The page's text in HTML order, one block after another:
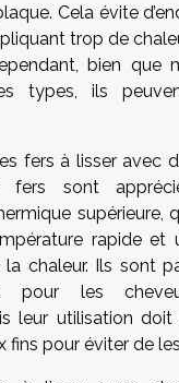
Cela évite
trop de
bien que
types, ils
fers à lisser avec
fers sont
supérieure,
rapide et
chaleur. Ils sont
pour les
leur utilisation
fins pour éviter de